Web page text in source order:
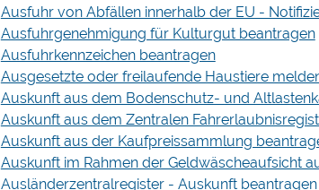
Ausfuhr von Abfällen innerhalb der EU -
Ausfuhrgenehmigung für Kulturgut beantragen
Ausfuhrkennzeichen beantragen
Ausgesetzte oder freilaufende Haustiere
Auskunft aus dem Bodenschutz- und
Auskunft aus dem Zentralen
Auskunft aus der Kaufpreissammlung
Auskunft im Rahmen der Geldwäscheaufsicht
Ausländerzentralregister - Auskunft beantragen